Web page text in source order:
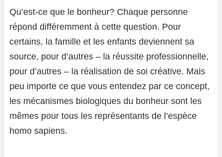
Qu’est-ce que le bonheur? Chaque personne
répond différemment à cette question. Pour
certains, la famille et les enfants deviennent sa
source, pour d’autres – la réussite professionnelle,
pour d’autres – la réalisation de soi créative. Mais
peu importe ce que vous entendez par ce concept,
les mécanismes biologiques du bonheur sont les
mêmes pour tous les représentants de l’espèce
homo sapiens.